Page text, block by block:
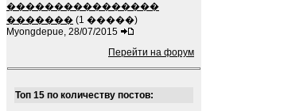
����������������
������� (1 �����)
Myongdepue, 28/07/2015
Перейти на форум
Топ 15 по количеству постов: